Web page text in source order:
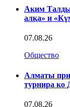
Аким
алқа» и
07.08.26
Общество
Алматы
турнира ко
07.08.26